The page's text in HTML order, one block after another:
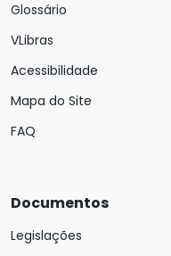
Glossário
VLibras
Acessibilidade
Mapa do Site
FAQ
Documentos
Legislações